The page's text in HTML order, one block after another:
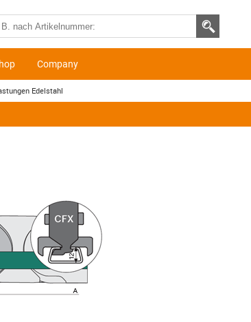
Company
Edelstahl